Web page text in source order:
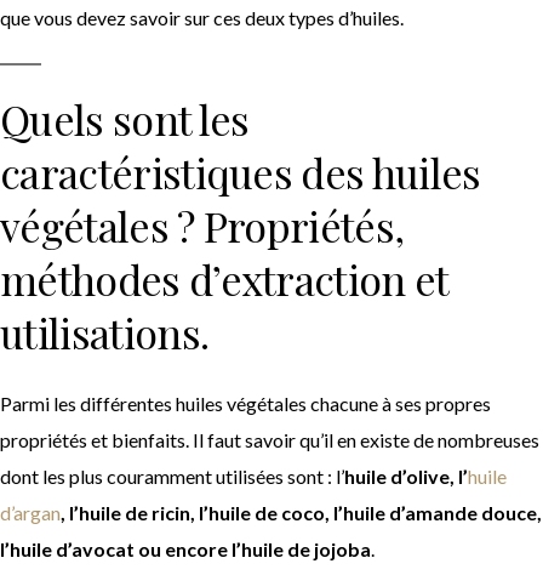
que vous devez savoir sur ces deux types d’huiles.
Quels sont les
caractéristiques des huiles
végétales ? Propriétés,
méthodes d’extraction et
utilisations.
Parmi les différentes huiles végétales chacune à ses propres
propriétés et bienfaits. Il faut savoir qu’il en existe de nombreuses
dont les plus couramment utilisées sont : l’huile d’olive, l’huile
d’argan , l’huile de ricin, l’huile de coco, l’huile d’amande douce,
l’huile d’avocat ou encore l’huile de jojoba